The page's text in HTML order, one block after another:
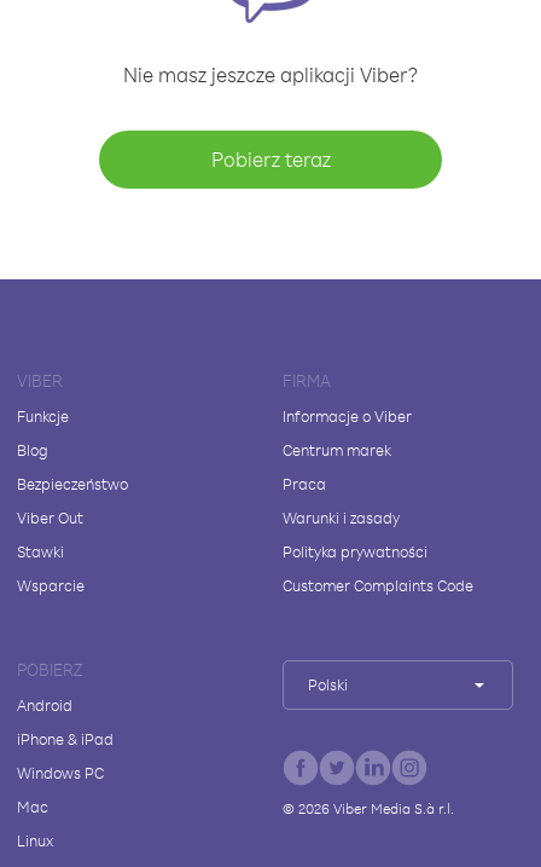
Nie masz jeszcze aplikacji Viber?
Pobierz teraz
VIBER
Funkcje
Blog
Bezpieczeństwo
Viber Out
Stawki
Wsparcie
FIRMA
Informacje o Viber
Centrum marek
Praca
Warunki i zasady
Polityka prywatności
Customer Complaints Code
POBIERZ
Android
iPhone & iPad
Windows PC
Mac
Linux
Polski
© 2026Viber Media S.à r.l.